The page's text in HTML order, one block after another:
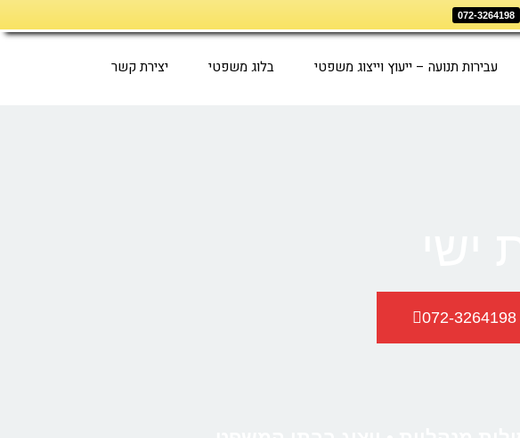
072-3264198
עבירות תנועה – ייעוץ וייצוג משפטי בלוג משפטי יצירת קשר